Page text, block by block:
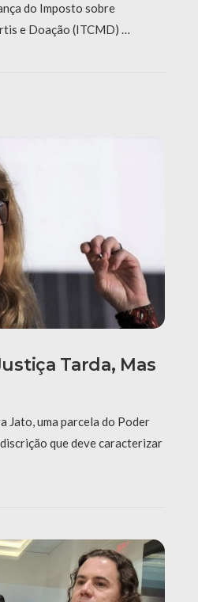
do Imposto sobre
e Doação (ITCMD) …
Tarda, Mas
Jato, uma parcela do Poder
que deve caracterizar